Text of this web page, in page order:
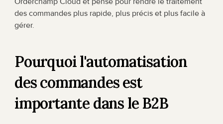
des commandes plus rapide, plus précis et plus facile à
gérer.
Pourquoi l'automatisation
des commandes est
importante dans le B2B